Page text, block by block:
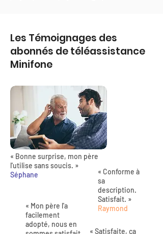
Les Témoignages des
abonnés de téléassistance
Minifone
« Bonne surprise, mon père
l'utilise sans soucis. »
Séphane
« Mon père l'a
facilement
adopté, nous en
« Conforme à
sa
description.
Satisfait. »
Raymond
« Satisfaite, ça